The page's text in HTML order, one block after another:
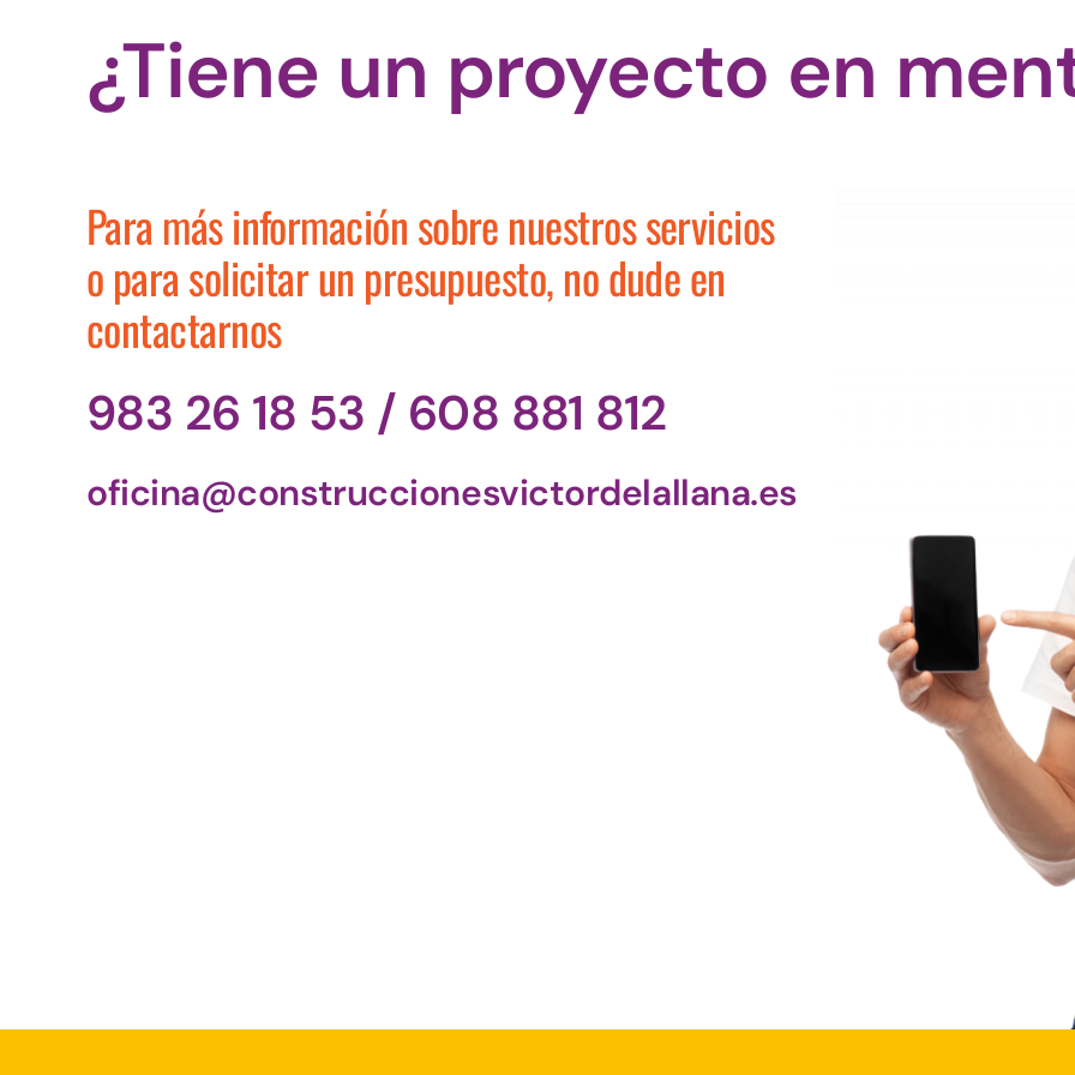
¿Tiene un proyecto en
Para más información sobre nuestros servicios
o para solicitar un presupuesto, no dude en
contactarnos
983 26 18 53 / 608 881 812
oficina@construccionesvictordelallana.es